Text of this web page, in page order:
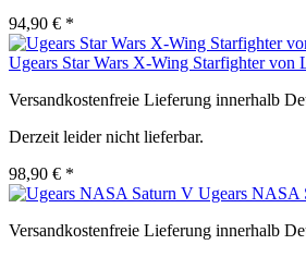
94,90 € *
Ugears Star Wars X-Wing Starfighter von
Versandkostenfreie Lieferung innerhalb
Derzeit leider nicht lieferbar.
98,90 € *
Ugears NASA
Versandkostenfreie Lieferung innerhalb